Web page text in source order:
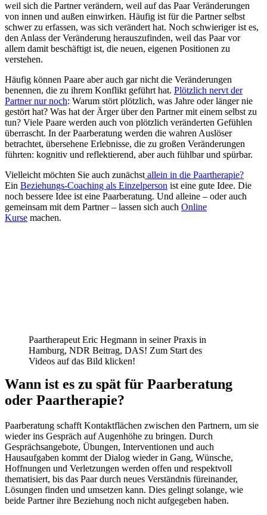
weil sich die Partner verändern, weil auf das Paar Veränderungen
von innen und außen einwirken. Häufig ist für die Partner selbst
schwer zu erfassen, was sich verändert hat. Noch schwieriger ist es,
den Anlass der Veränderung herauszufinden, weil das Paar vor
allem damit beschäftigt ist, die neuen, eigenen Positionen zu
verstehen.
Häufig können Paare aber auch gar nicht die Veränderungen
benennen, die zu ihrem Konflikt geführt hat. Plötzlich nervt der
Partner nur noch: Warum stört plötzlich, was Jahre oder länger nie
gestört hat? Was hat der Ärger über den Partner mit einem selbst zu
tun? Viele Paare werden auch von plötzlich veränderten Gefühlen
überrascht. In der Paarberatung werden die wahren Auslöser
betrachtet, übersehene Erlebnisse, die zu großen Veränderungen
führten: kognitiv und reflektierend, aber auch fühlbar und spürbar.
Vielleicht möchten Sie auch zunächst allein in die Paartherapie?
Ein Beziehungs-Coaching als Einzelperson ist eine gute Idee. Die
noch bessere Idee ist eine Paarberatung. Und alleine – oder auch
gemeinsam mit dem Partner – lassen sich auch Online
Kurse machen.
Paartherapeut Eric Hegmann in seiner Praxis in
Hamburg, NDR Beitrag, DAS! Zum Start des
Videos auf das Bild klicken!
Wann ist es zu spät für Paarberatung
oder Paartherapie?
Paarberatung schafft Kontaktflächen zwischen den Partnern, um sie
wieder ins Gespräch auf Augenhöhe zu bringen. Durch
Gesprächsangebote, Übungen, Interventionen und auch
Hausaufgaben kommt der Dialog wieder in Gang, Wünsche,
Hoffnungen und Verletzungen werden offen und respektvoll
thematisiert, bis das Paar durch neues Verständnis füreinander,
Lösungen finden und umsetzen kann. Dies gelingt solange, wie
beide Partner ihre Beziehung noch nicht aufgegeben haben.